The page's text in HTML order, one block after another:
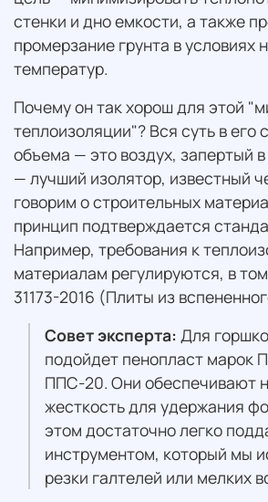
стенки и дно емкости, а также
промерзание грунта в условиях
температур.
Почему он так хорош для этой
теплоизоляции"? Вся суть в его
объема — это воздух, запертый
— лучший изолятор, известный
говорим о строительных
принцип подтверждается
Например, требования к
материалам регулируются, в
31173-2016 (Плиты из
Совет эксперта: Для
подойдет пенопласт марок
ППС-20. Они обеспечивают
жесткость для удержания
этом достаточно легко
инструментом, который мы
резки галтелей или мелких